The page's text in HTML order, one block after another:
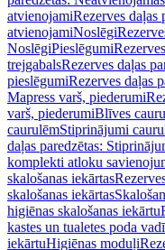
atvienojamiRezerves daļas
atvienojamiNoslēgi
NoslēgiPieslēgumi
trejgabalsRezerves daļas
pieslēgumiRezerves daļas
Mapress varš, piederumi
varš, piederumiBlīves
caurulēmStiprinājumi
daļas paredzētas:
komplekti atloku
skalošanas iekārtas
skalošanas iekārtas
higiēnas skalošanas iekārtu
kastes un tualetes poda
iekārtuHigiēnas moduļi